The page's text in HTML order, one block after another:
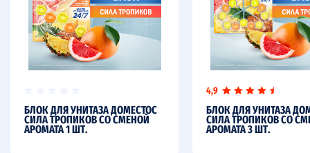
БЛОК ДЛЯ УНИТАЗА ДОМЕСТОС
СИЛА ТРОПИКОВ СО СМЕНОЙ
АРОМАТА 1 ШТ.
4,9
БЛОК ДЛЯ УНИТАЗА
СИЛА ТРОПИКОВ СО
АРОМАТА 3 ШТ.